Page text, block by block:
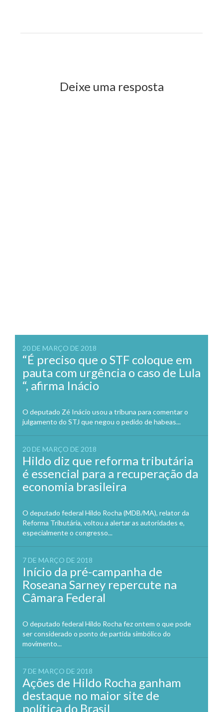
janela)
janela)
Deixe uma resposta
20 DE MARÇO DE 2018
“É preciso que o STF coloque em
pauta com urgência o caso de Lula
“, afirma Inácio
O deputado Zé Inácio usou a tribuna para comentar o
julgamento do STJ que negou o pedido de habeas...
20 DE MARÇO DE 2018
Hildo diz que reforma tributária
é essencial para a recuperação da
economia brasileira
O deputado federal Hildo Rocha (MDB/MA), relator da
Reforma Tributária, voltou a alertar as autoridades e,
especialmente o congresso...
7 DE MARÇO DE 2018
Início da pré-campanha de
Roseana Sarney repercute na
Câmara Federal
O deputado federal Hildo Rocha fez ontem o que pode
ser considerado o ponto de partida simbólico do
movimento...
7 DE MARÇO DE 2018
Ações de Hildo Rocha ganham
destaque no maior site de
política do Brasil